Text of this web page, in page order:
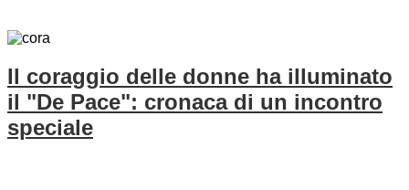
Il coraggio delle donne ha illuminato
il "De Pace": cronaca di un incontro
speciale